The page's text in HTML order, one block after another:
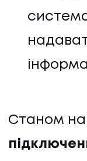
Станом на